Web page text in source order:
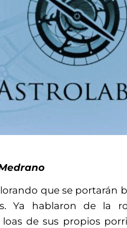
que se portarán
Ya hablaron de la
de sus propios